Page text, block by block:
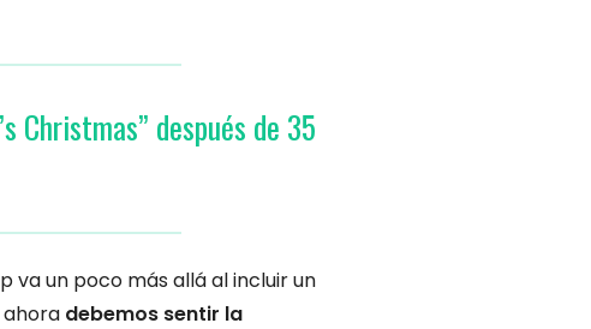
Christmas” después de 35
va un poco más allá al incluir un
debemos sentir la